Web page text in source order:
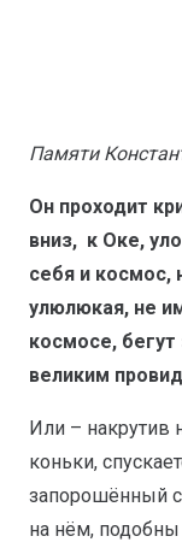
Памяти
Он проходит
вниз, к Оке,
себя и космос,
улюлюкая, не
космосе,
великим
Или – накрутив
коньки,
запорошённый
на нём,